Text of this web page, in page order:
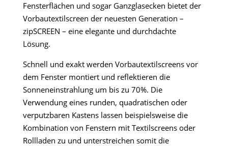
Fensterflächen und sogar Ganzglasecken bietet der
Vorbautextilscreen der neuesten Generation –
zipSCREEN – eine elegante und durchdachte
Lösung.
Schnell und exakt werden Vorbautextilscreens vor
dem Fenster montiert und reflektieren die
Sonneneinstrahlung um bis zu 70%. Die
Verwendung eines runden, quadratischen oder
verputzbaren Kastens lassen beispielsweise die
Kombination von Fenstern mit Textilscreens oder
Rollladen zu und unterstreichen somit die